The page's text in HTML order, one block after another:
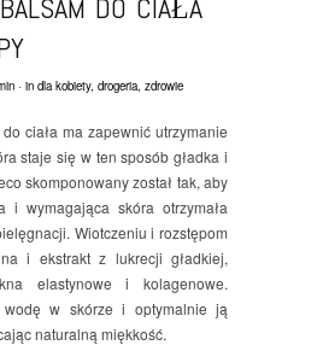
· in dla kobiety, drogeria zdrowie
ciała ma zapewnić utrzymanie
staje się w ten sposób gładka i
skomponowany został tak, aby
i wymagająca skóra otrzymała
Wiotczeniu i rozstępom
i ekstrakt z lukrecji gładkiej,
elastynowe i kolagenowe.
wodę w skórze i optymalnie ją
naturalną miękkość.